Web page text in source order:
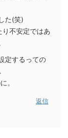
た(笑)
不安定ではあ
定するっての
。
返信